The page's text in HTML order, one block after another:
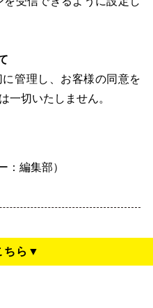
管理し、お客様の同意を
一切いたしません。
：編集部）
ちら▼